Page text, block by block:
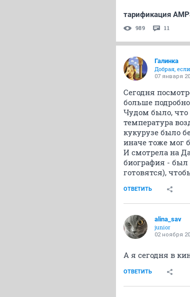
тарификация
989 11
Галинка
Добрая,
07 января
Сегодня
больше
Чудом было, что
температура
кукурузе было
иначе тоже мог
И смотрела на
биография - был
готовятся),
ОТВЕТИТЬ
alina_sav
junior
02 ноября
А я сегодня в
ОТВЕТИТЬ